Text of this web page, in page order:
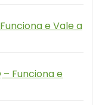
e Vale a
– Funciona e